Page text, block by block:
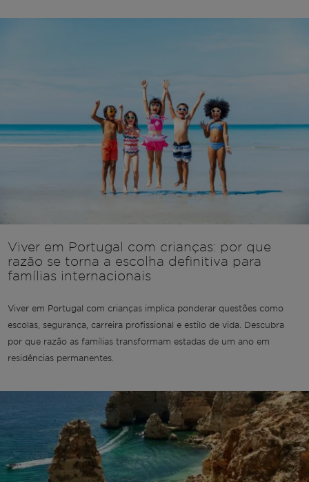
Viver em Portugal com crianças: por que
razão se torna a escolha definitiva para
famílias internacionais
Viver em Portugal com crianças implica ponderar questões como
escolas, segurança, carreira profissional e estilo de vida. Descubra
por que razão as famílias transformam estadas de um ano em
residências permanentes.